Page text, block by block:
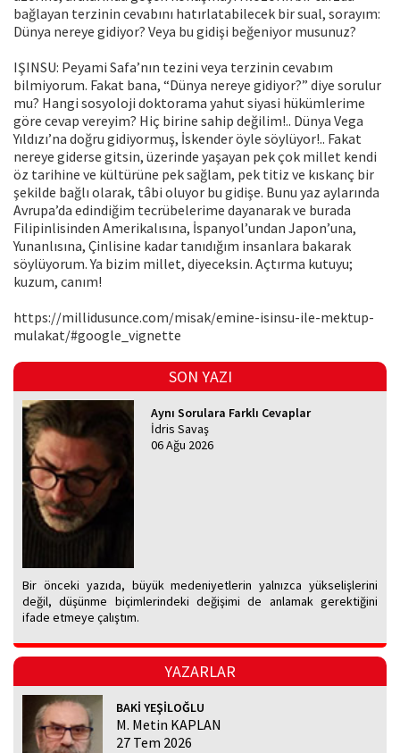
bağlayan terzinin cevabını hatırlatabilecek bir sual, sorayım:
Dünya nereye gidiyor? Veya bu gidişi beğeniyor musunuz?
IŞINSU: Peyami Safa’nın tezini veya terzinin cevabım
bilmiyorum. Fakat bana, “Dünya nereye gidiyor?” diye sorulur
mu? Hangi sosyoloji dok­torama yahut siyasi hükümlerime
göre cevap vereyim? Hiç birine sahip de­ğilim!.. Dünya Vega
Yıldızı’na doğru gidiyormuş, İskender öyle söylüyor!.. Fakat
nereye giderse gitsin, üzerinde yaşayan pek çok millet kendi
öz tarihine ve kültürüne pek sağlam, pek titiz ve kıskanç bir
şekilde bağlı olarak, tâbi oluyor bu gidişe. Bunu yaz aylarında
Avrupa’da edindiğim tecrübelerime dayanarak ve burada
Filipinlisinden Amerikalısına, İspanyol’undan Japon’una,
Yunanlısına, Çinlisine kadar tanıdığım insanlara bakarak
söylü­yorum. Ya bizim millet, diyeceksin. Açtırma kutuyu;
kuzum, canım!
https://millidusunce.com/misak/emine-isinsu-ile-mektup-
mulakat/#google_vignette
SON YAZI
Aynı Sorulara Farklı Cevaplar
İdris Savaş
06 Ağu 2026
Bir önceki yazıda, büyük medeniyetlerin yalnızca yükselişlerini
değil, düşünme biçimlerindeki değişimi de anlamak gerektiğini
ifade etmeye çalıştım.
YAZARLAR
BAKİ YEŞİLOĞLU
M. Metin KAPLAN
27 Tem 2026